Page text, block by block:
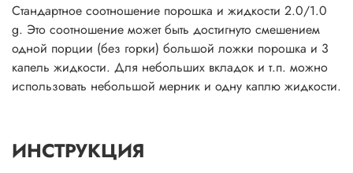
Стандартное соотношение порошка и жидкости 2.0/1.0
g. Это соотношение может быть достигнуто смешением
одной порции (без горки) большой ложки порошка и 3
капель жидкости. Для небольших вкладок и т.п. можно
использовать небольшой мерник и одну каплю жидкости.
ИНСТРУКЦИЯ